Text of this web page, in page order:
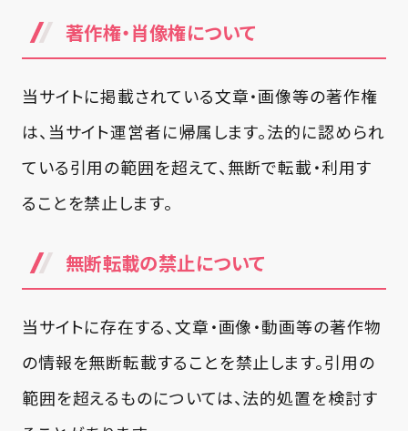
著作権・肖像権について
当サイトに掲載されている文章・画像等の著作権
は、当サイト運営者に帰属します。法的に認められ
ている引用の範囲を超えて、無断で転載・利用す
ることを禁止します。
無断転載の禁止について
当サイトに存在する、文章・画像・動画等の著作物
の情報を無断転載することを禁止します。引用の
範囲を超えるものについては、法的処置を検討す